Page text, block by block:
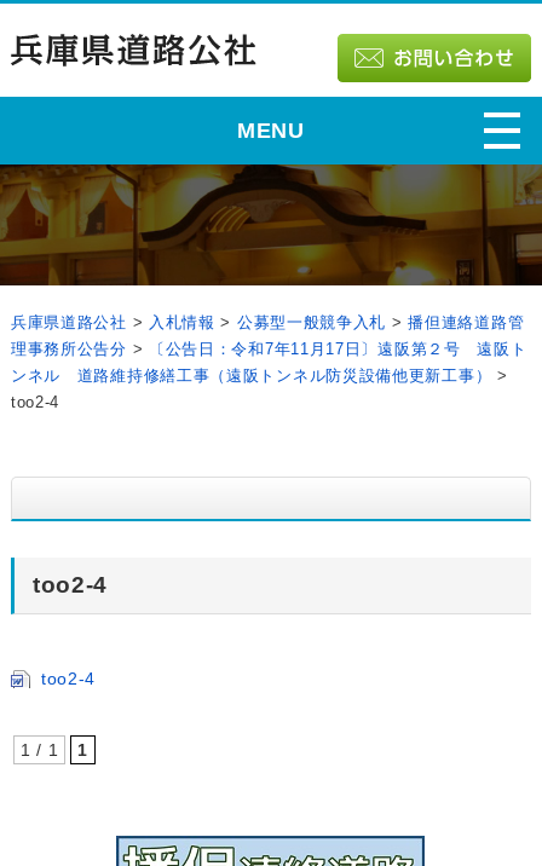
MENU
兵庫県道路公社 > 入札情報 > 公募型一般競争入札 >播但連絡道路管
理事務所公告分 >
〔公告日：令和7年11月17日〕遠阪第２号 遠阪ト
ンネル 道路維持修繕工事（遠阪トンネル防災設備他更新工事）
>
too2-4
too2-4
too2-4
1 / 1 1